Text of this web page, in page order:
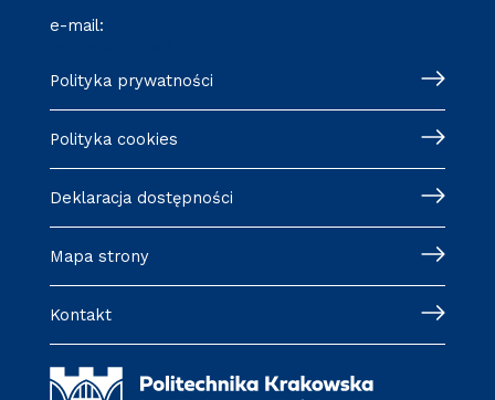
e-mail:
Polityka prywatności
Polityka cookies
Deklaracja dostępności
Mapa strony
Kontakt